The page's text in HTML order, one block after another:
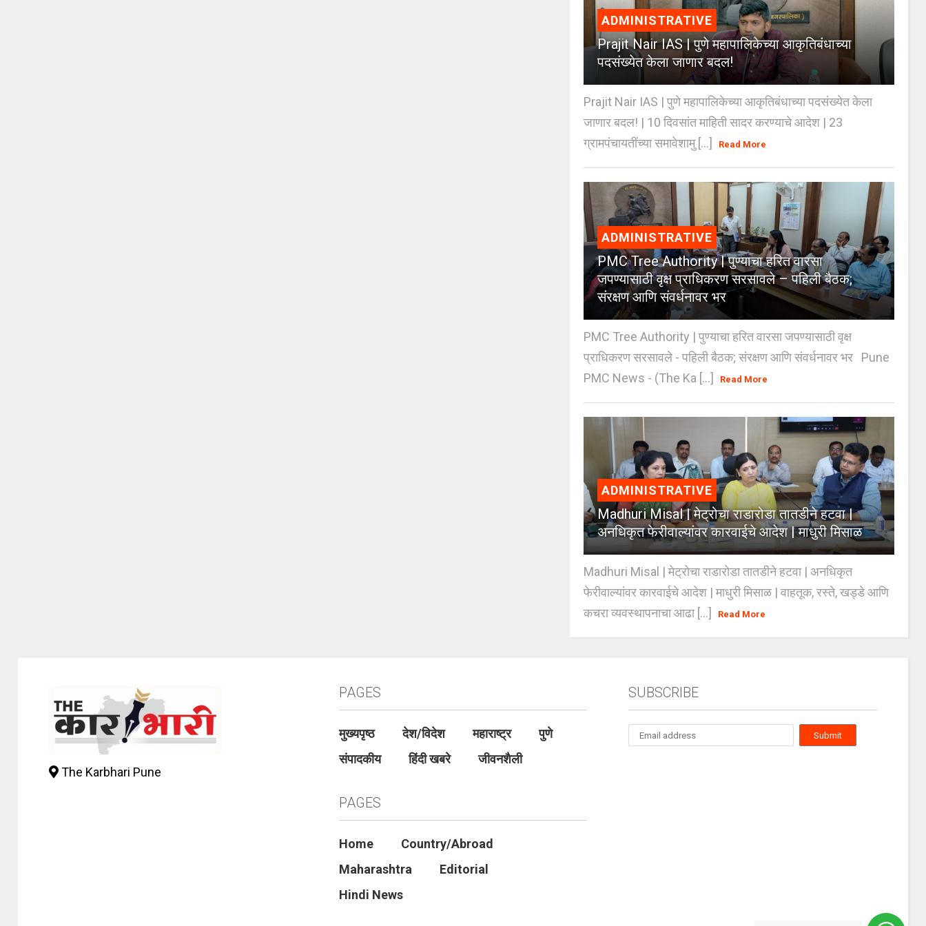
ADMINISTRATIVE
Prajit Nair IAS | पुणे महापालिकेच्या आकृतिबंधाच्या
पदसंख्येत केला जाणार बदल!
Prajit Nair IAS | पुणे महापालिकेच्या आकृतिबंधाच्या पदसंख्येत केला
जाणार बदल! | 10 दिवसांत माहिती सादर करण्याचे आदेश | 23
ग्रामपंचायतींच्या समावेशामु [...]
Read More
ADMINISTRATIVE
PMC Tree Authority | पुण्याचा हरित वारसा
जपण्यासाठी वृक्ष प्राधिकरण सरसावले – पहिली बैठक;
संरक्षण आणि संवर्धनावर भर
PMC Tree Authority | पुण्याचा हरित वारसा जपण्यासाठी वृक्ष
प्राधिकरण सरसावले - पहिली बैठक; संरक्षण आणि संवर्धनावर भर Pune
PMC News - (The Ka [...]
Read More
ADMINISTRATIVE
Madhuri Misal | मेट्रोचा राडारोडा तातडीने हटवा |
अनधिकृत फेरीवाल्यांवर कारवाईचे आदेश | माधुरी मिसाळ
Madhuri Misal | मेट्रोचा राडारोडा तातडीने हटवा | अनधिकृत
फेरीवाल्यांवर कारवाईचे आदेश | माधुरी मिसाळ | वाहतूक, रस्ते, खड्डे आणि
कचरा व्यवस्थापनाचा आढा [...]
Read More
The Karbhari Pune
PAGES
मुख्यपृष्ठ देश/विदेश महाराष्ट्र
पुणे
संपादकीय
हिंदी खबरे जीवनशैली
PAGES
Home
Country/Abroad
Maharashtra
Editorial
Hindi News
SUBSCRIBE